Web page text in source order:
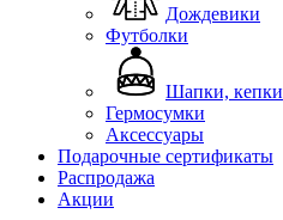
Дождевики
Футболки
Шапки, кепки
Гермосумки
Аксессуары
Подарочные сертификаты
Распродажа
Акции